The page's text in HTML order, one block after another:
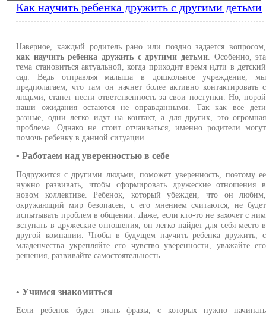
Как научить ребенка дружить с другими детьми
Наверное, каждый родитель рано или поздно задается вопросом,
как научить ребенка дружить с другими детьми. Особенно, эта
тема становиться актуальной, когда приходит время идти в детский
сад. Ведь отправляя малыша в дошкольное учреждение, мы
предполагаем, что там он начнет более активно контактировать с
людьми, станет нести ответственность за свои поступки. Но, порой
наши ожидания остаются не оправданными. Так как все дети
разные, одни легко идут на контакт, а для других, это огромная
проблема. Однако не стоит отчаиваться, именно родители могут
помочь ребенку в данной ситуации.
• Работаем над уверенностью в себе
Подружится с другими людьми, поможет уверенность, поэтому ее
нужно развивать, чтобы сформировать дружеские отношения в
новом коллективе. Ребенок, который убежден, что он любим,
окружающий мир безопасен, с его мнением считаются, не будет
испытывать проблем в общении. Даже, если кто-то не захочет с ним
вступать в дружеские отношения, он легко найдет для себя место в
другой компании. Чтобы в будущем научить ребенка дружить, с
младенчества укрепляйте его чувство уверенности, уважайте его
решения, развивайте самостоятельность.
• Учимся знакомиться
Если ребенок будет знать фразы, с которых нужно начинать